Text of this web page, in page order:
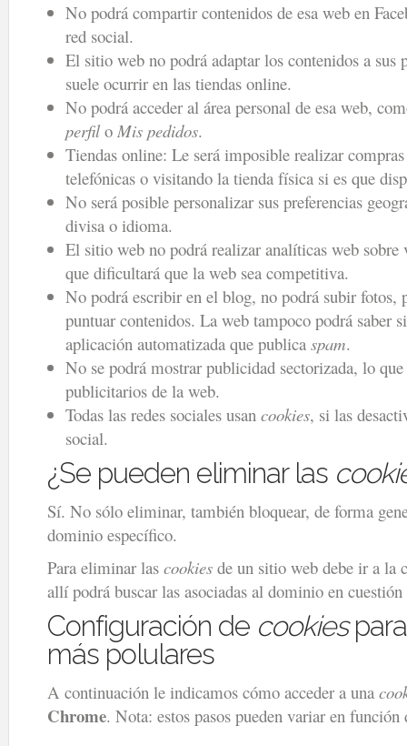
No podrá compartir contenidos de esa web en
red social.
El sitio web no podrá adaptar los contenidos a sus
suele ocurrir en las tiendas online.
No podrá acceder al área personal de esa web,
perfil o Mis pedidos.
Tiendas online: Le será imposible realizar
telefónicas o visitando la tienda física si es que
No será posible personalizar sus preferencias
divisa o idioma.
El sitio web no podrá realizar analíticas web
que dificultará que la web sea competitiva.
No podrá escribir en el blog, no podrá subir fotos,
puntuar contenidos. La web tampoco podrá saber
aplicación automatizada que publica spam.
No se podrá mostrar publicidad sectorizada, lo
publicitarios de la web.
Todas las redes sociales usan cookies, si las
social.
¿Se pueden eliminar las
Sí. No sólo eliminar, también bloquear, de forma
dominio específico.
Para eliminar las cookies de un sitio web debe ir a la
allí podrá buscar las asociadas al dominio en
Configuración de cookies
más polulares
A continuación le indicamos cómo acceder a una
Chrome. Nota: estos pasos pueden variar en